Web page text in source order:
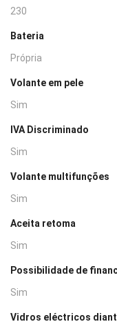
230
Bateria
Própria
Volante em pele
Sim
IVA Discriminado
Sim
Volante multifunções
Sim
Aceita retoma
Sim
Possibilidade de
Sim
Vidros eléctricos